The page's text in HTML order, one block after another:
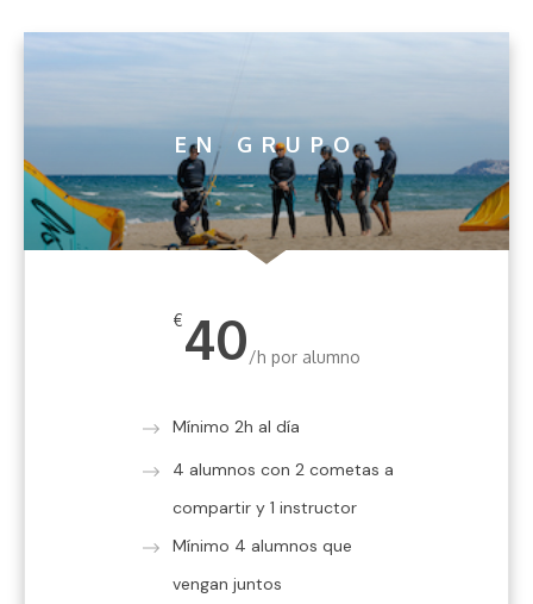
EN GRUPO
€40/h por alumno
Mínimo 2h al día
4 alumnos con 2 cometas a
compartir y 1 instructor
Mínimo 4 alumnos que
vengan juntos